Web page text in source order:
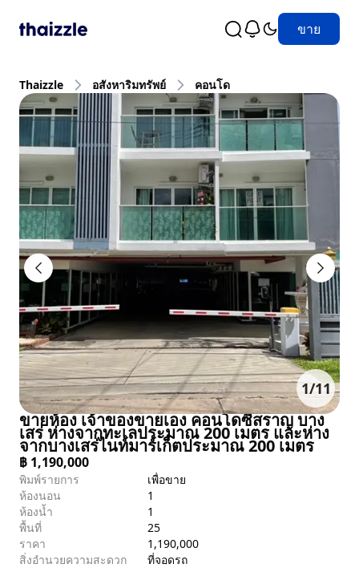
ขาย
Thaizzle อสังหาริมทรัพย์ คอนโด
1/11
ขายห้อง เจ้าของขายเอง คอนโดซีสราญ บาง
เสร่ ห่างจากทะเลประมาณ 200 เมตร และห่าง
จากบางเสร่ไนท์มาร์เก็ตประมาณ 200 เมตร
฿ 1,190,000
พิมพ์รายการ
เพื่อขาย
ห้องนอน
1
ห้องน้ำ
1
พื้นที่
25
ราคา
1,190,000
สิ่งอำนวยความสะดวก
ที่จอดรถ